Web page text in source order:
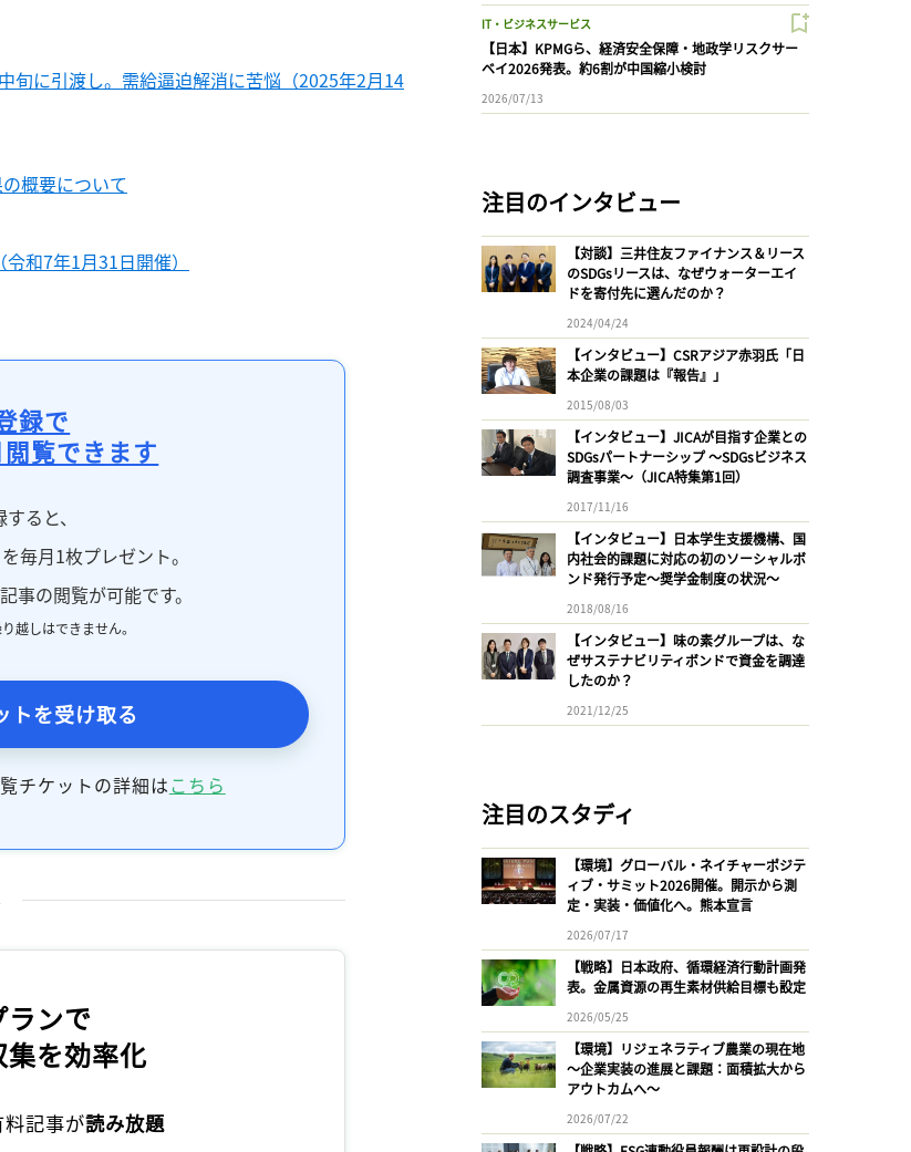
旬に引渡し。需給逼迫解消に苦悩（2025年2月14
概要について
和7年1月31日開催）
録で
覧できます
ると、
毎月1枚プレゼント。
事の閲覧が可能です。
越しはできません。
トを受け取る
チケットの詳細はこちら
ンで
を効率化
記事が読み放題
IT・ビジネスサービス
【日本】KPMGら、経済安全保障・地政学リスクサー
ベイ2026発表。約6割が中国縮小検討
2026/07/13
注目のインタビュー
【対談】三井住友ファイナンス＆リース
のSDGsリースは、なぜウォーターエイ
ドを寄付先に選んだのか？
2024/04/24
【インタビュー】CSRアジア赤羽氏「日
本企業の課題は『報告』」
2015/08/03
【インタビュー】JICAが目指す企業との
SDGsパートナーシップ 〜SDGsビジネス
調査事業〜（JICA特集第1回）
2017/11/16
【インタビュー】日本学生支援機構、国
内社会的課題に対応の初のソーシャルボ
ンド発行予定〜奨学金制度の状況〜
2018/08/16
【インタビュー】味の素グループは、な
ぜサステナビリティボンドで資金を調達
したのか？
2021/12/25
注目のスタディ
【環境】グローバル・ネイチャーポジテ
ィブ・サミット2026開催。開示から測
定・実装・価値化へ。熊本宣言
2026/07/17
【戦略】日本政府、循環経済行動計画発
表。金属資源の再生素材供給目標も設定
2026/05/25
【環境】リジェネラティブ農業の現在地
〜企業実装の進展と課題：面積拡大から
アウトカムへ〜
2026/07/22
ログインが必要です
ログイン